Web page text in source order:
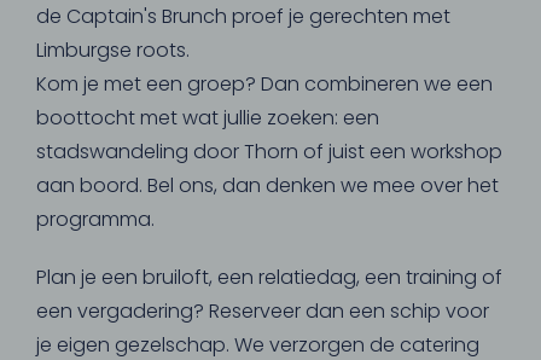
de Captain's Brunch proef je gerechten met
Limburgse roots.
Kom je met een groep? Dan combineren we een
boottocht met wat jullie zoeken: een
stadswandeling door Thorn of juist een workshop
aan boord. Bel ons, dan denken we mee over het
programma.
Plan je een bruiloft, een relatiedag, een training of
een vergadering? Reserveer dan een schip voor
je eigen gezelschap. We verzorgen de catering